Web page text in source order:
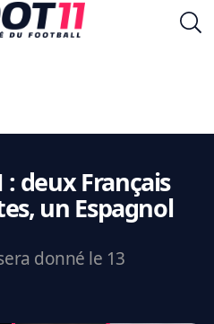
: deux Français
un Espagnol
donné le 13